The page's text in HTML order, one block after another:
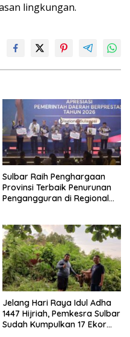
lingkungan.
Sulbar Raih Penghargaan
Provinsi Terbaik Penurunan
Pengangguran di Regional
Jelang Hari Raya Idul Adha
1447 Hijriah, Pemkesra Sulbar
Sudah Kumpulkan 17 Ekor